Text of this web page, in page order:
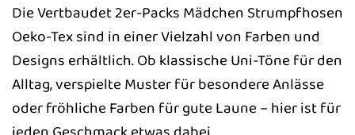
Die Vertbaudet 2er-Packs Mädchen Strumpfhosen
Oeko-Tex sind in einer Vielzahl von Farben und
Designs erhältlich. Ob klassische Uni-Töne für den
Alltag, verspielte Muster für besondere Anlässe
oder fröhliche Farben für gute Laune – hier ist für